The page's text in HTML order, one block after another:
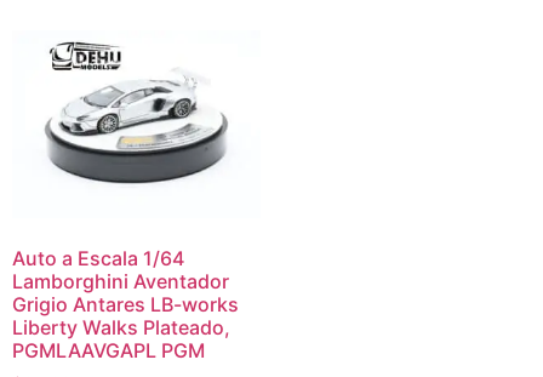
Auto a Escala 1/64
Lamborghini Aventador
Grigio Antares LB-works
Liberty Walks Plateado,
PGMLAAVGAPL PGM